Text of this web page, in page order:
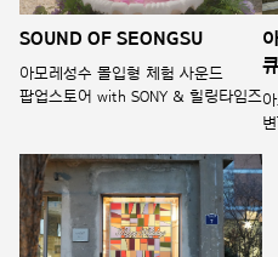
SOUND OF SEONGSU
아모레성수 몰입형 체험 사운드
팝업스토어 with SONY & 힐링타임즈